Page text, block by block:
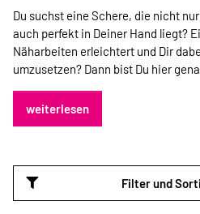
Du suchst eine Schere, die nicht
auch perfekt in Deiner Hand liegt?
Näharbeiten erleichtert und Dir
umzusetzen? Dann bist Du hier
weiterlesen
Filter und